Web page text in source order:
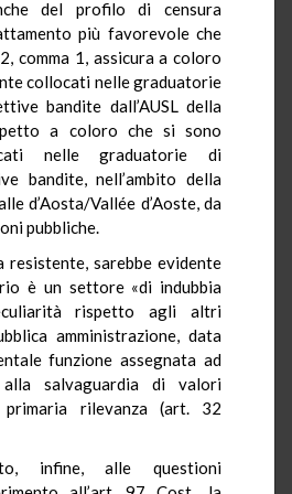
del profilo di censura
più favorevole che
comma 1, assicura a coloro
collocati nelle graduatorie
bandite dall’AUSL della
a coloro che si sono
nelle graduatorie di
bandite, nell’ambito della
d’Aosta/Vallée d’Aoste, da
pubbliche.
resistente, sarebbe evidente
è un settore «di indubbia
rispetto agli altri
amministrazione, data
funzione assegnata ad
salvaguardia di valori
rilevanza (art. 32
infine, alle questioni